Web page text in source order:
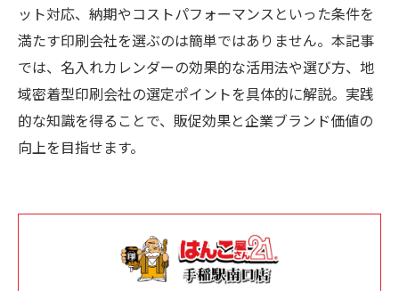
ット対応、納期やコストパフォーマンスといった条件を
満たす印刷会社を選ぶのは簡単ではありません。本記事
では、名入れカレンダーの効果的な活用法や選び方、地
域密着型印刷会社の選定ポイントを具体的に解説。実践
的な知識を得ることで、販促効果と企業ブランド価値の
向上を目指せます。